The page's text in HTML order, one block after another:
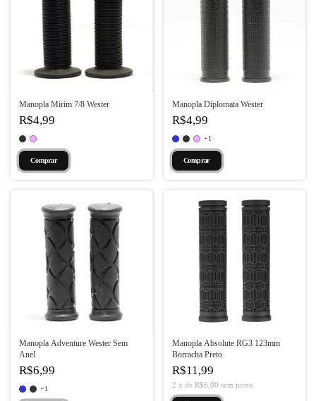
Manopla Mirim 7/8 Wester
R$4,99
Comprar
Manopla Diplomata Wester
R$4,99
+1
Comprar
Manopla Adventure Wester Sem
Anel
R$6,99
+1
Manopla Absolute RG3 123mm
Borracha Preto
R$11,99
2 x de R$6,00 sem juros